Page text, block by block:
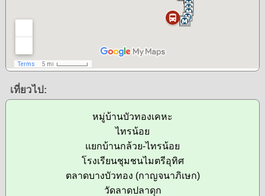
เที่ยวไป:
หมู่บ้านบัวทองเคหะ
ไทรน้อย
แยกบ้านกล้วย-ไทรน้อย
โรงเรียนชุมชนไมตรีอุทิศ
ตลาดบางบัวทอง (กาญจนาภิเษก)
วัดลาดปลาดุก